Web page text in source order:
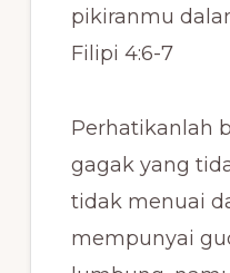
pikiranmu
Filipi 4:6-7
Perhatikanlah
gagak yang
tidak menuai
mempunyai